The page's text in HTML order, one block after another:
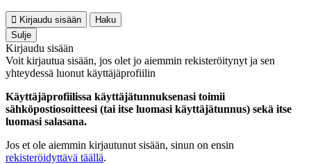
Kirjaudu sisään
Haku
Sulje
Kirjaudu sisään
Voit kirjautua sisään, jos olet jo aiemmin rekisteröitynyt ja sen
yhteydessä luonut käyttäjäprofiilin
Käyttäjäprofiilissa käyttäjätunnuksenasi toimii
sähköpostiosoitteesi (tai itse luomasi käyttäjätunnus) sekä itse
luomasi salasana.
Jos et ole aiemmin kirjautunut sisään, sinun on ensin
rekisteröidyttävä täällä.